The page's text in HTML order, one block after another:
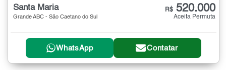
Santa Maria
Grande ABC - São Caetano do Sul
R$ 520.000
Aceita Permuta
WhatsApp Contatar